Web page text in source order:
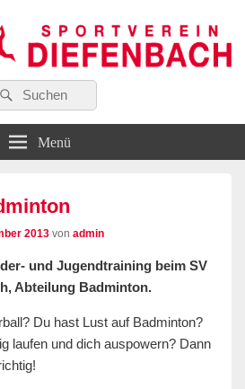
e. V.
Suchen
Menü
2013 von admin
und Jugendtraining beim SV
Abteilung Badminton.
Du hast Lust auf Badminton?
laufen und dich auspowern? Dann